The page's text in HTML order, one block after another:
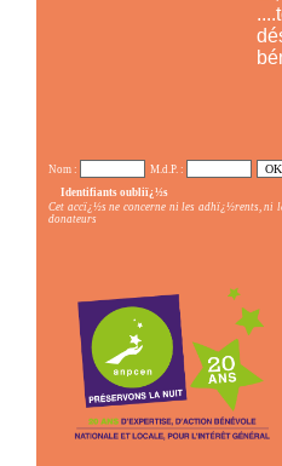
Nom :
M.d.P. :
Identifiants oubliï¿½s
Cet accï¿½s ne concerne ni les adhï¿½rents, ni
donateurs